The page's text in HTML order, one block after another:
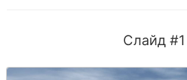
Слайд #1